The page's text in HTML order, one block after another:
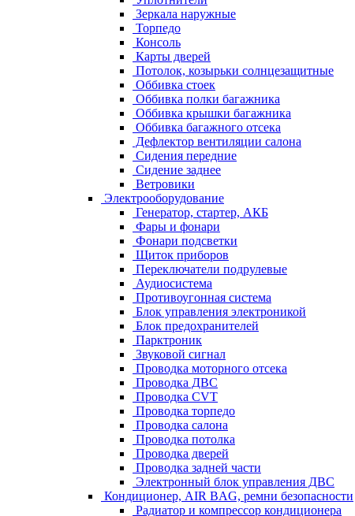
Зеркала наружные
Торпедо
Консоль
Карты дверей
Потолок, козырьки солнцезащитные
Оббивка стоек
Оббивка полки багажника
Оббивка крышки багажника
Оббивка багажного отсека
Дефлектор вентиляции салона
Сидения передние
Сидение заднее
Ветровики
Электрооборудование
Генератор, стартер, АКБ
Фары и фонари
Фонари подсветки
Щиток приборов
Переключатели подрулевые
Аудиосистема
Противоугонная система
Блок управления электроникой
Блок предохранителей
Парктроник
Звуковой сигнал
Проводка моторного отсека
Проводка ДВС
Проводка CVT
Проводка торпедо
Проводка салона
Проводка потолка
Проводка дверей
Проводка задней части
Электронный блок управления ДВС
Кондиционер, AIR BAG, ремни безопасности
Радиатор и компрессор кондиционера